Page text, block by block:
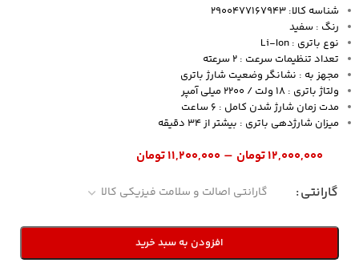
شناسه کالا: 2900477167943
رنگ : سفید
نوع باتری : Li-Ion
تعداد تنظیمات سرعت : 2 سرعته
مجهز به : نشانگر وضعیت شارژ باتری
ولتاژ باتری : 18 ولت / 2200 میلی آمپر
مدت زمان شارژ شدن کامل : 6 ساعت
میزان شارژدهی باتری : بیشتر از 34 دقیقه
۱۲,۰۰۰,۰۰۰تومان – ۱۱,۲۰۰,۰۰۰تومان
گارانتی
افزودن به سبد خرید